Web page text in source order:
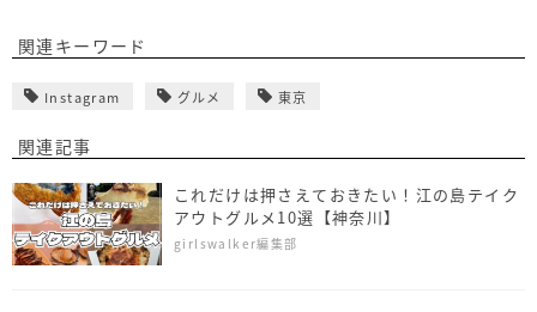
関連キーワード
Instagram グルメ 東京
関連記事
これだけは押さえておきたい！江の島テイク
アウトグルメ10選【神奈川】
girlswalker編集部